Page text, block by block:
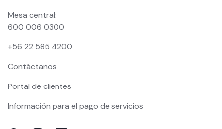
Mesa central:
600 006 0300
+56 22 585 4200
Contáctanos
Portal de clientes
Información para el pago de servicios